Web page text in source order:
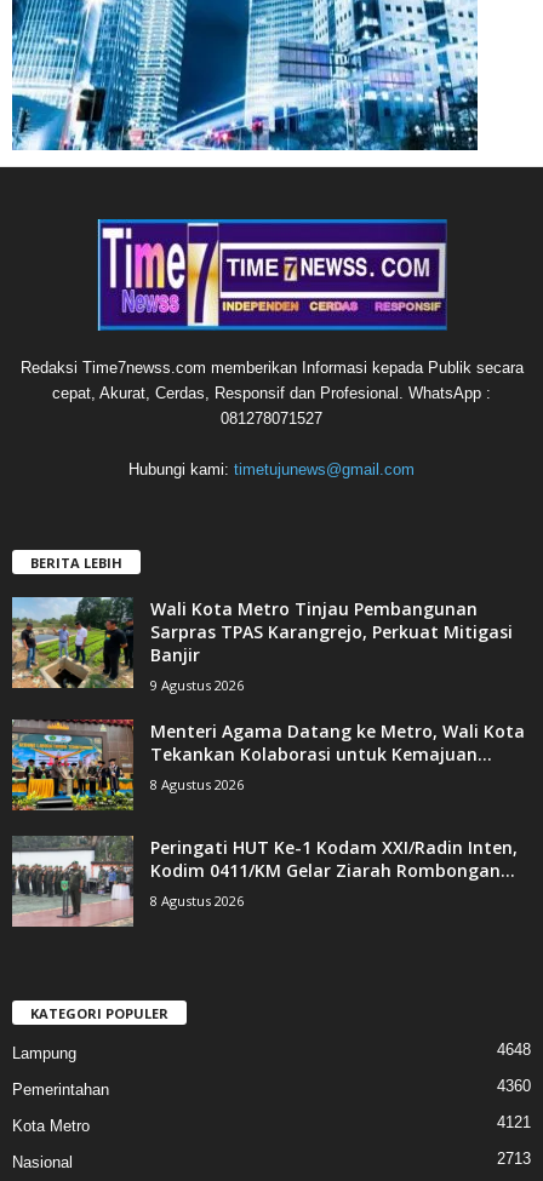
Redaksi Time7newss.com memberikan Informasi kepada Publik secara
cepat, Akurat, Cerdas, Responsif dan Profesional. WhatsApp :
081278071527
Hubungi kami: timetujunews@gmail.com
BERITA LEBIH
Wali Kota Metro Tinjau Pembangunan
Sarpras TPAS Karangrejo, Perkuat Mitigasi
Banjir
9 Agustus 2026
Menteri Agama Datang ke Metro, Wali Kota
Tekankan Kolaborasi untuk Kemajuan...
8 Agustus 2026
Peringati HUT Ke-1 Kodam XXI/Radin Inten,
Kodim 0411/KM Gelar Ziarah Rombongan...
8 Agustus 2026
KATEGORI POPULER
Lampung 4648
Pemerintahan 4360
Kota Metro 4121
Nasional 2713